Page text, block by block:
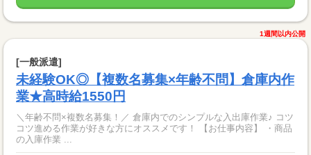
1週間以内公開
[一般派遣]
未経験OK◎【複数名募集×年齢不問】倉庫内作
業★高時給1550円
＼年齢不問×複数名募集！／ 倉庫内でのシンプルな入出庫作業♪ コツ
コツ進める作業が好きな方にオススメです！ 【お仕事内容】 ・商品
の入庫作業 ...